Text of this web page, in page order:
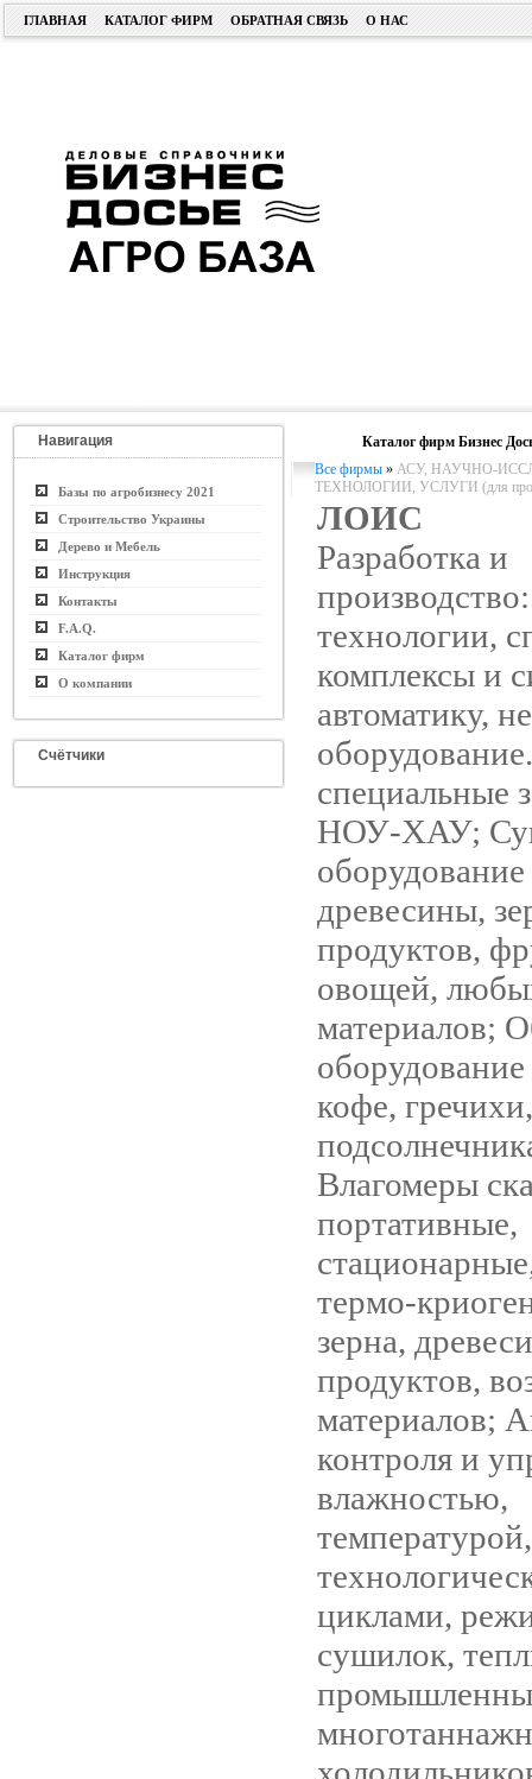
ГЛАВНАЯ КАТАЛОГ ФИРМ ОБРАТНАЯ СВЯЗЬ О НАС
Навигация
Базы по агробизнесу 2021
Строительство Украины
Дерево и Мебель
Инструкция
Контакты
F.A.Q.
Каталог фирм
О компании
Счётчики
Каталог фирм Бизнес
Все фирмы » АСУ, НАУЧНО-
ТЕХНОЛОГИИ, УСЛУГИ (для пром.
ЛОИС
Разработка и
технологии,
комплексы и
автоматику,
специальные
НОУ-ХАУ;
оборудование
древесины,
продуктов,
овощей,
материалов;
кофе, гречихи,
Влагомеры
портативные,
термо-
зерна,
продуктов,
материалов;
контроля и
влажностью,
температурой,
циклами,
сушилок,